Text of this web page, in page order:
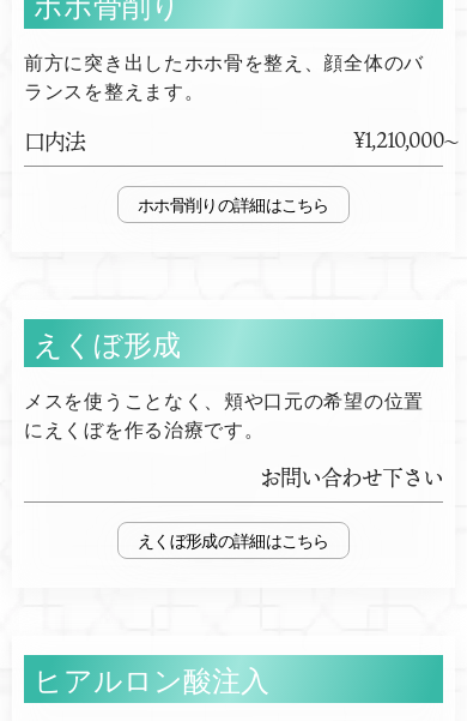
前方に突き出したホホ骨を整え、顔全体のバ
ランスを整えます。
口内法 ¥1,210,000
ホホ骨削り
えくぼ形成
メスを使うことなく、頬や口元の希望の位置
にえくぼを作る治療です。
お問い合わせ下さい
えくぼ形成
ヒアルロン酸注入